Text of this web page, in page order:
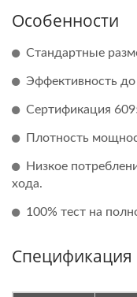
Особенности
Стандартные
Эффективность до
Сертификация
Плотность
Низкое
хода.
100% тест на
Спецификация